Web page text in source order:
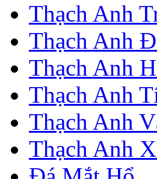
Thạch Anh
Thạch Anh
Thạch Anh
Thạch Anh
Thạch Anh
Thạch Anh